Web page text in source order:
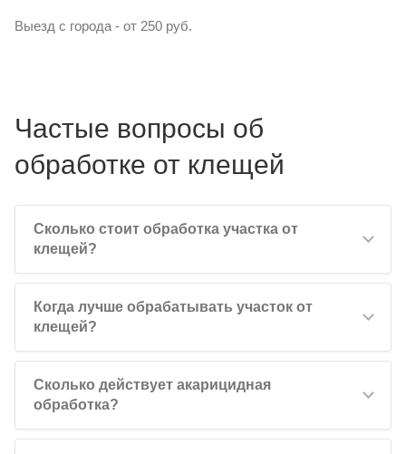
Выезд с города - от 250 руб.
Частые вопросы об
обработке от клещей
Сколько стоит обработка участка от
клещей?
Когда лучше обрабатывать участок от
клещей?
Сколько действует акарицидная
обработка?